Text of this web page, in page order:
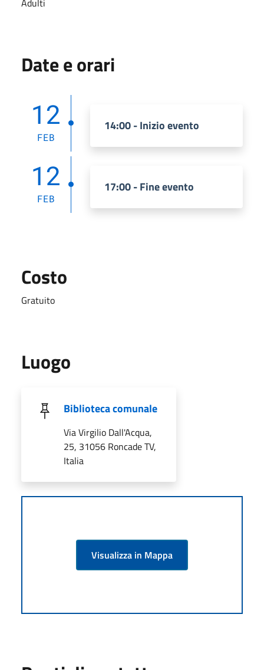
Date e orari
12
FEB
14:00 - Inizio evento
12
FEB
17:00 - Fine evento
Costo
Gratuito
Luogo
Biblioteca comunale
Via Virgilio Dall'Acqua,
25, 31056 Roncade TV,
Italia
Visualizza in Mappa